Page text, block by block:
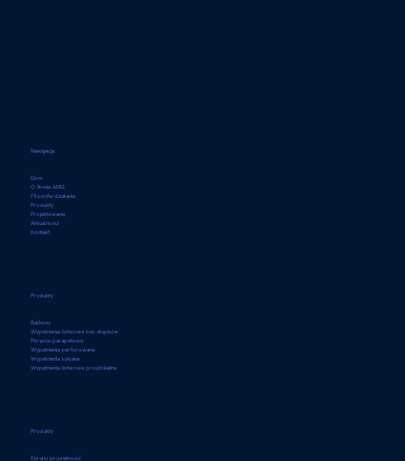
Nawigacja
Dom
O firmie AMG
Filozofia działania
Produkty
Projektowanie
Aktualności
Kontakt
Produkty
Balkony
Wypełnienia listwowe bez słupków
Poręcze parapetowe
Wypełnienia perforowane
Wypełnienia szklane
Wypełnienia listwowe prostokątne
Produkty
Ekrany prywatności